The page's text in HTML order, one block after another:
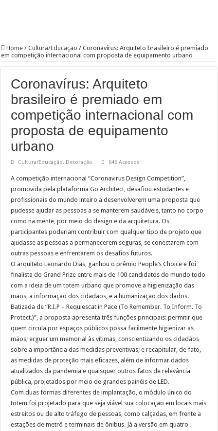
Home / Cultura/Educação / Coronavírus: Arquiteto brasileiro é premiado
em competição internacional com proposta de equipamento urbano
Coronavírus: Arquiteto
brasileiro é premiado em
competição internacional com
proposta de equipamento
urbano
Cultura/Educação, Decoração 646 Acessos
A competição internacional “Coronavirus Design Competition”,
promovida pela plataforma Go Architect, desafiou estudantes e
profissionais do mundo inteiro a desenvolverem uma proposta que
pudesse ajudar as pessoas a se manterem saudáveis, tanto no corpo
como na mente, por meio do design e da arquitetura. Os
participantes poderiam contribuir com qualquer tipo de projeto que
ajudasse as pessoas a permanecerem seguras, se conectarem com
outras pessoas e enfrentarem os desafios futuros.
O arquiteto Leonardo Dias, ganhou o prêmio People’s Choice e foi
finalista do Grand Prize entre mais de 100 candidatos do mundo todo
com a ideia de um totem urbano que promove a higienização das
mãos, a informação dos cidadãos, e a humanização dos dados.
Batizada de “R.I.P – Requiescat in Pace (To Remember. To Inform. To
Protect.)”, a proposta apresenta três funções principais: permitir que
quem circula por espaços públicos possa facilmente higienizar as
mãos; erguer um memorial às vítimas, conscientizando os cidadãos
sobre a importância das medidas preventivas; e recapitular, de fato,
as medidas de proteção mais eficazes, além de informar dados
atualizados da pandemia e quaisquer outros fatos de relevância
pública, projetados por meio de grandes painéis de LED.
Com duas formas diferentes de implantação, o módulo único do
totem foi projetado para que seja viável sua colocação em locais mais
estreitos ou de alto tráfego de pessoas, como calçadas, em frente a
estações de metrô e terminais de ônibus. Já a versão em quatro